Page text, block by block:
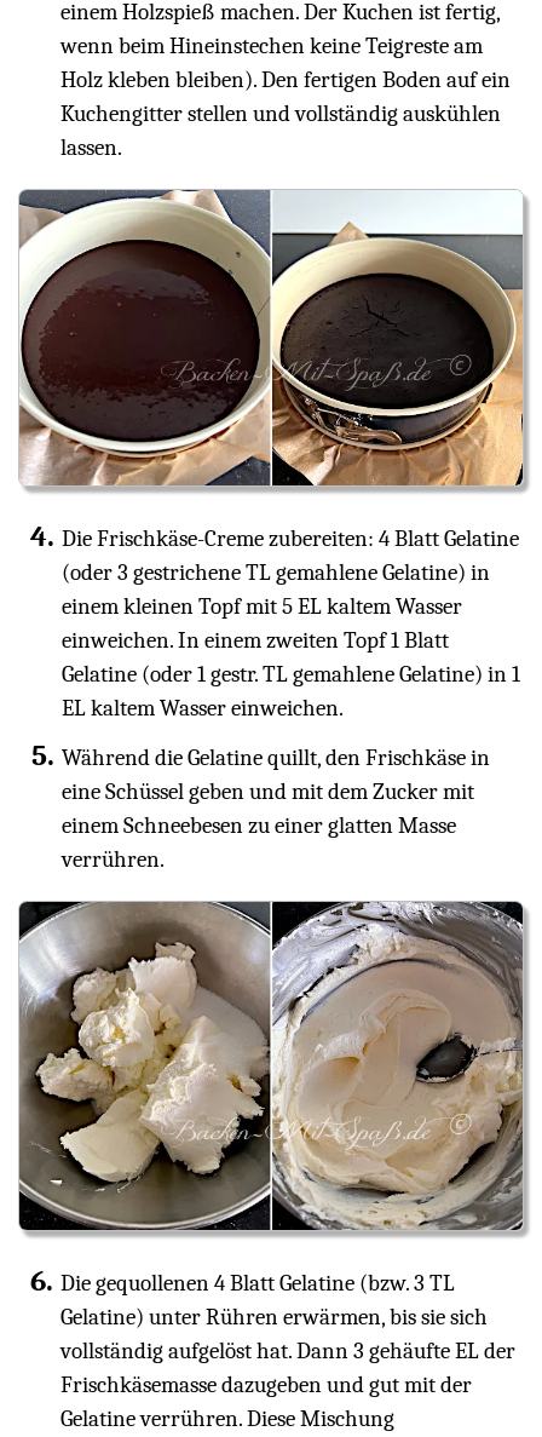
einem Holzspieß machen. Der Kuchen ist fertig,
wenn beim Hineinstechen keine Teigreste am
Holz kleben bleiben). Den fertigen Boden auf ein
Kuchengitter stellen und vollständig auskühlen
lassen.
Die Frischkäse-Creme zubereiten: 4 Blatt Gelatine
(oder 3 gestrichene TL gemahlene Gelatine) in
einem kleinen Topf mit 5 EL kaltem Wasser
einweichen. In einem zweiten Topf 1 Blatt
Gelatine (oder 1 gestr. TL gemahlene Gelatine) in 1
EL kaltem Wasser einweichen.
Während die Gelatine quillt, den Frischkäse in
eine Schüssel geben und mit dem Zucker mit
einem Schneebesen zu einer glatten Masse
verrühren.
Die gequollenen 4 Blatt Gelatine (bzw. 3 TL
Gelatine) unter Rühren erwärmen, bis sie sich
vollständig aufgelöst hat. Dann 3 gehäufte EL der
Frischkäsemasse dazugeben und gut mit der
Gelatine verrühren. Diese Mischung